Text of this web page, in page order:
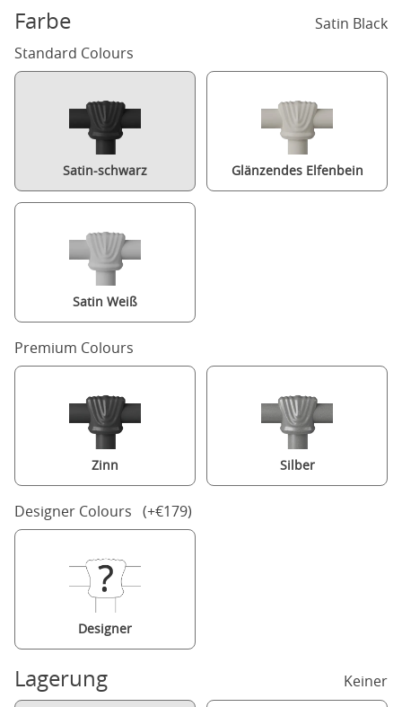
Farbe
Satin Black
Standard Colours
Satin-schwarz Glänzendes Elfenbein
Satin Weiß
Premium Colours
Zinn Silber
Designer Colours (+€179)
Designer
Lagerung Keiner